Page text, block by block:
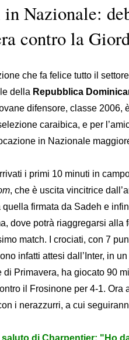
Nazionale:
contro la
che fa felice tutto il
della Repubblica
difensore, classe 2006,
caraibica, e per
in Nazionale
i primi 10 minuti in
, che è uscita vincitrice
firmata da Sadeh e
dove potrà riaggregarsi alla
match. I crociati, con 7
infatti attesi dall’Inter, in
di Primavera, ha giocato 90
il Frosinone per 4-1.
i nerazzurri, a cui
Il saluto di Charpentier: "Ho